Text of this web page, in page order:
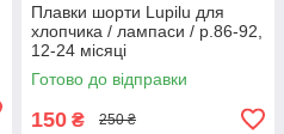
Плавки шорти Lupilu для
хлопчика / лампаси / р.86-92,
12-24 місяці
Готово до відправки
150 ₴ 250 ₴